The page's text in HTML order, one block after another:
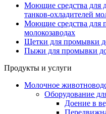
Моющие средства для
танков-охладителей
Моющие средства для
молокозаводах
Щетки для промывки
Пыжи для промывки
Продукты и услуги
Молочное
Оборудование
Доение в